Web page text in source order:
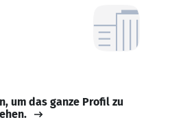
um das ganze Profil zu